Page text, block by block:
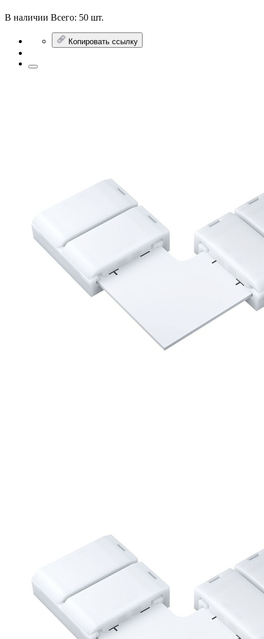
В наличии Всего: 50 шт.
Копировать ссылку